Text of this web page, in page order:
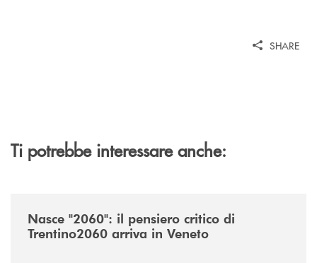
SHARE
Ti potrebbe interessare anche:
Nasce "2060": il pensiero critico di
Trentino2060 arriva in Veneto